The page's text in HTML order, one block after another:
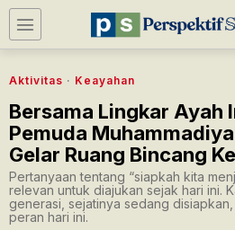
Aktivitas · Keayahan
Bersama Lingkar Ayah
Pemuda
Gelar Ruang Bincang
Pertanyaan tentang “siapkah kita
relevan untuk diajukan sejak hari ini.
generasi, sejatinya sedang
peran hari ini.